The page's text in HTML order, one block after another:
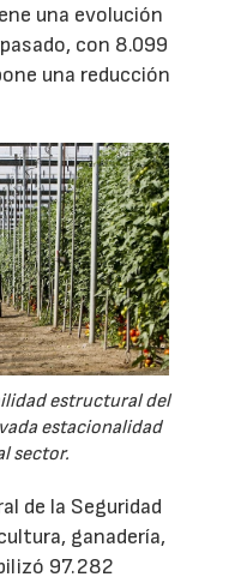
una evolución
con 8.099
una reducción
estructural del
estacionalidad
sector.
de la Seguridad
ganadería,
97.282